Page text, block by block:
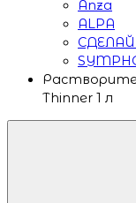
Anza
ALPA
Thinner 1 л